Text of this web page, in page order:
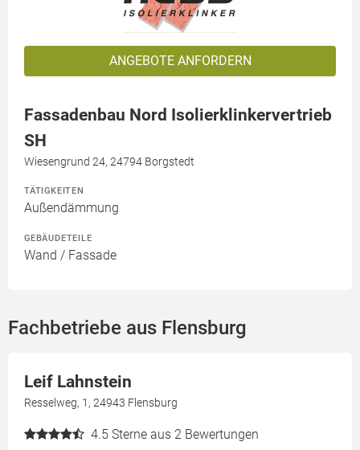
ANGEBOTE ANFORDERN
Fassadenbau Nord Isolierklinkervertrieb
SH
Wiesengrund 24, 24794 Borgstedt
TÄTIGKEITEN
Außendämmung
GEBÄUDETEILE
Wand / Fassade
Fachbetriebe aus Flensburg
Leif Lahnstein
Resselweg, 1, 24943 Flensburg
4.5 Sterne aus 2 Bewertungen